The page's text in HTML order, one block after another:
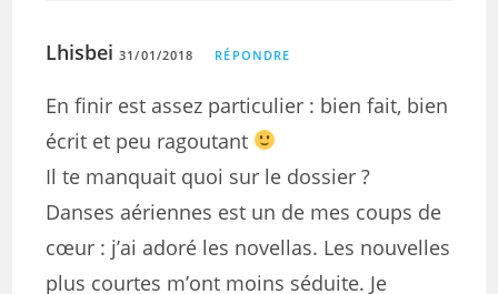
Lhisbei 31/01/2018 RÉPONDRE
En finir est assez particulier : bien fait, bien
écrit et peu ragoutant
Il te manquait quoi sur le dossier ?
Danses aériennes est un de mes coups de
cœur : j’ai adoré les novellas. Les nouvelles
plus courtes m’ont moins séduite. Je